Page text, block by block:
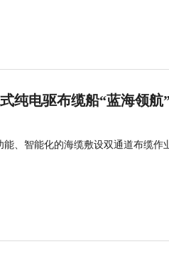
纯电驱布缆船“蓝海领航
能、智能化的海缆敷设双通道布缆